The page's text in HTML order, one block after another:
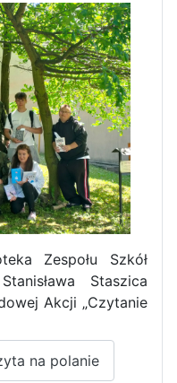
Zespołu Szkół
Staszica
Akcji „Czytanie
na polanie